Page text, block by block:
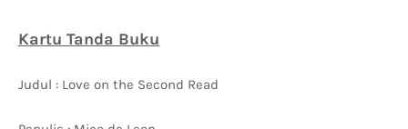
Kartu Tanda Buku
Judul : Love on the Second Read